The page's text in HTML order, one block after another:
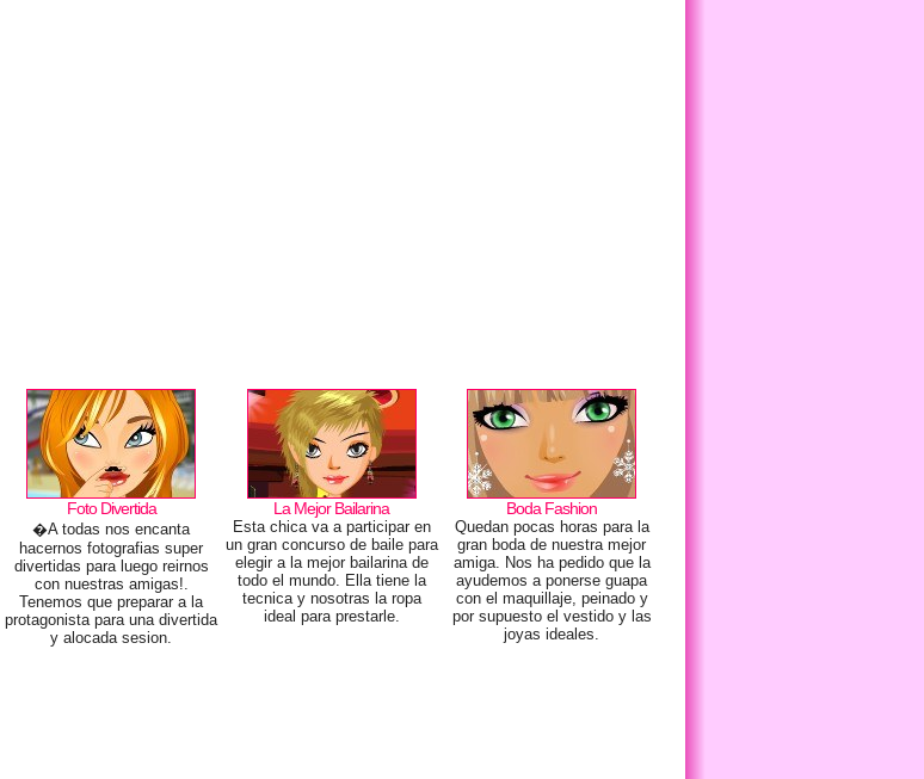
Foto Divertida
�A todas nos encanta
hacernos fotografias super
divertidas para luego reirnos
con nuestras amigas!.
Tenemos que preparar a la
protagonista para una divertida
y alocada sesion.
La Mejor Bailarina
Esta chica va a participar en
un gran concurso de baile para
elegir a la mejor bailarina de
todo el mundo. Ella tiene la
tecnica y nosotras la ropa
ideal para prestarle.
Boda Fashion
Quedan pocas horas para la
gran boda de nuestra mejor
amiga. Nos ha pedido que la
ayudemos a ponerse guapa
con el maquillaje, peinado y
por supuesto el vestido y las
joyas ideales.